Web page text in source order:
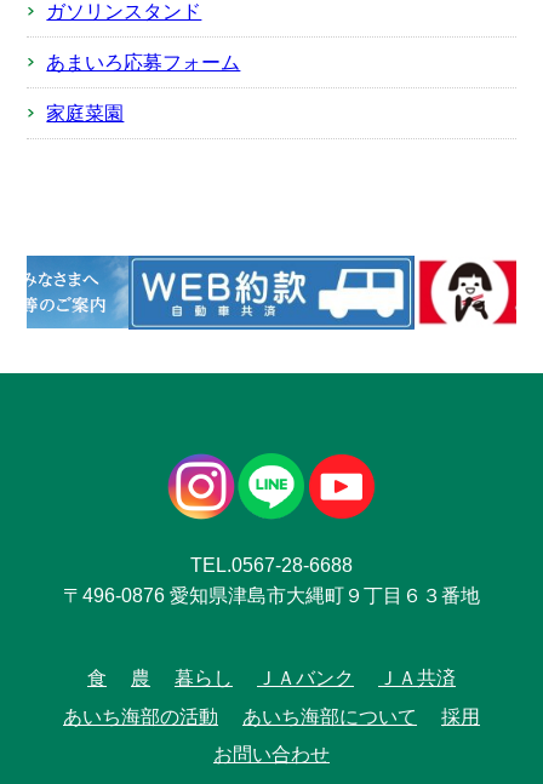
ガソリンスタンド
あまいろ応募フォーム
家庭菜園
TEL.0567-28-6688
〒496-0876 愛知県津島市大縄町９丁目６３番地
食 農 暮らし ＪＡバンク
ＪＡ共済
あいち海部の活動
あいち海部について
採用
お問い合わせ